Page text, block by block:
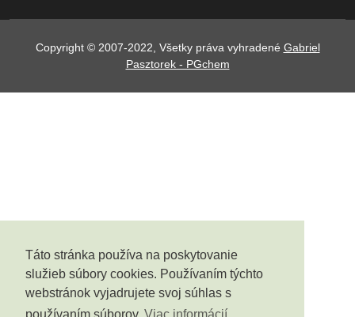
Táto stránka používa na poskytovanie
služieb súbory cookies. Používaním týchto
webstránok vyjadrujete svoj súhlas s
Copyright © 2007-2022, Všetky práva vyhradené Gabriel
Pasztorek - PGchem